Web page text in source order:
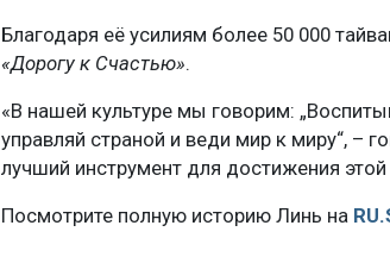
Благодаря её усилиям более 50 000
«Дорогу к Счастью».
«В нашей культуре мы говорим:
управляй страной и веди мир к миру“, –
лучший инструмент для достижения этой
Посмотрите полную историю Линь на